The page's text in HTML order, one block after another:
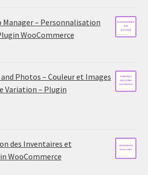
Manager – Personnalisation
WooCommerce
Photos – Couleur et Images
Variation – Plugin
des Inventaires et
WooCommerce